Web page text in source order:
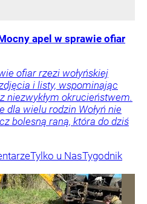
apel w sprawie ofiar
ofiar rzezi wołyńskiej
i listy, wspominając
niezwykłym okrucieństwem.
dla wielu rodzin Wołyń nie
bolesną raną, która do dziś
Tylko u NasTygodnik